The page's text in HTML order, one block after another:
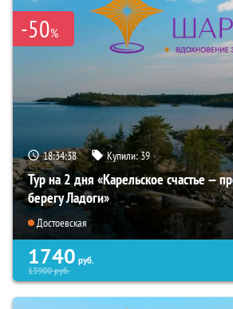
-50%
18:34:37 Купили:39
Тур на 2 дня «Карельское счастье —
берегу Ладоги»
Достоевская
1740 руб.
13900руб.